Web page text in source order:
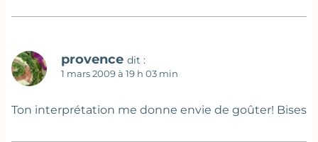
provence dit :
1 mars 2009 à 19 h 03 min
Ton interprétation me donne envie de goûter! Bises